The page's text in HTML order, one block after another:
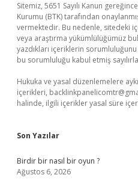
Sitemiz, 5651 Sayılı Kanun
Kurumu (BTK) tarafından
vermektedir. Bu nedenle, sitedeki
veya araştırma yükümlülüğümüz
yazdıkları içeriklerin
bu sorumluluğu kabul etmiş
Hukuka ve yasal düzenlemelere
içerikleri,
halinde, ilgili içerikler yasal süre
Son Yazılar
Birdir bir nasıl bir oyun ?
Ağustos 6, 2026